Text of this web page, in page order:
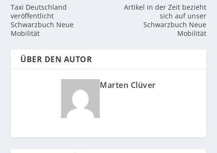
Taxi Deutschland
veröffentlicht
Schwarzbuch Neue
Mobilität
Artikel in der Zeit bezieht
sich auf unser
Schwarzbuch Neue
Mobilität
ÜBER DEN AUTOR
Marten Clüver